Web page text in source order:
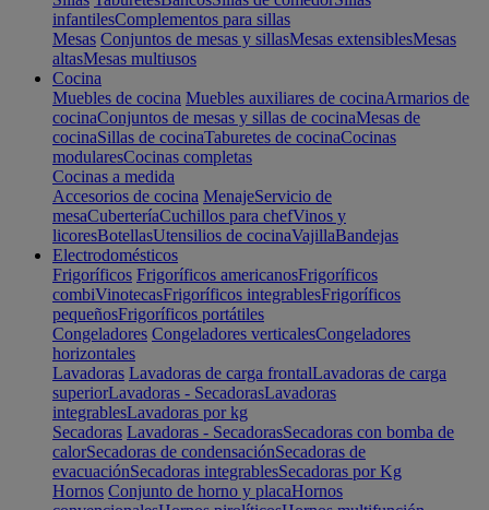
infantilesComplementos para sillas
Mesas Conjuntos de mesas y sillasMesas extensiblesMesas
altasMesas multiusos
Cocina
Muebles de cocina Muebles auxiliares de cocinaArmarios de
cocinaConjuntos de mesas y sillas de cocinaMesas de
cocinaSillas de cocinaTaburetes de cocinaCocinas
modularesCocinas completas
Cocinas a medida
Accesorios de cocina MenajeServicio de
mesaCuberteríaCuchillos para chefVinos y
licoresBotellasUtensilios de cocinaVajillaBandejas
Electrodomésticos
Frigoríficos Frigoríficos americanosFrigoríficos
combiVinotecasFrigoríficos integrablesFrigoríficos
pequeñosFrigoríficos portátiles
Congeladores Congeladores verticalesCongeladores
horizontales
Lavadoras Lavadoras de carga frontalLavadoras de carga
superiorLavadoras - SecadorasLavadoras
integrablesLavadoras por kg
Secadoras Lavadoras - SecadorasSecadoras con bomba de
calorSecadoras de condensaciónSecadoras de
evacuaciónSecadoras integrablesSecadoras por Kg
Hornos Conjunto de horno y placaHornos